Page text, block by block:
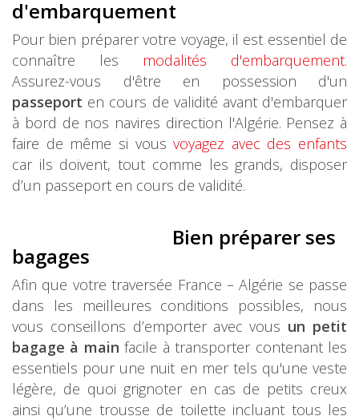
d'embarquement
Pour bien préparer votre voyage, il est essentiel de
connaître les modalités d'embarquement.
Assurez-vous d'être en possession d'un
passeport en cours de validité avant d'embarquer
à bord de nos navires direction l'Algérie. Pensez à
faire de même si vousvoyagez avec des enfants
car ils doivent, tout comme les grands, disposer
d’un passeport en cours de validité.
Bien préparer ses
bagages
Afin que votre traversée France – Algérie se passe
dans les meilleures conditions possibles, nous
vous conseillons d’emporter avec vous un petit
bagage à main facile à transporter contenant les
essentiels pour une nuit en mer tels qu'une veste
légère, de quoi grignoter en cas de petits creux
ainsi qu’une trousse de toilette incluant tous les